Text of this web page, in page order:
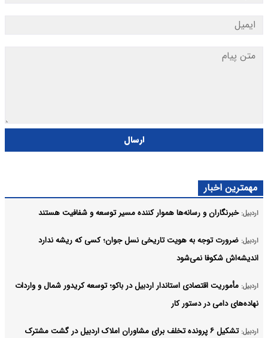
ارسال
مهمترین اخبار
اردبیل: خبرنگاران و رسانه‌ها هموار کننده مسیر توسعه و شفافیت هستند
اردبیل: ضرورت توجه به هویت تاریخی نسل جوان؛ کسی که ریشه ندارد
اندیشه‌اش شکوفا نمی‌شود
اردبیل: مأموریت اقتصادی استاندار اردبیل در باکو؛ توسعه کریدور شمال و واردات
نهاده‌های دامی در دستور کار
اردبیل:
تشکیل ۶ پرونده تخلف برای مشاوران املاک اردبیل در گشت مشترک